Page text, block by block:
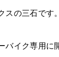
の三石です。
バイク専用に